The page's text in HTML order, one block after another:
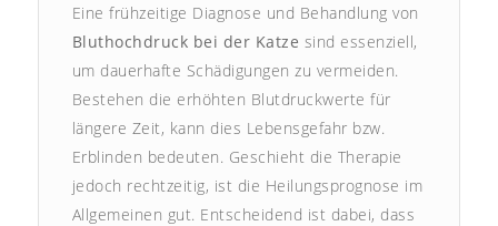
Eine frühzeitige Diagnose und Behandlung von
Bluthochdruck bei der Katze sind essenziell,
um dauerhafte Schädigungen zu vermeiden.
Bestehen die erhöhten Blutdruckwerte für
längere Zeit, kann dies Lebensgefahr bzw.
Erblinden bedeuten. Geschieht die Therapie
jedoch rechtzeitig, ist die Heilungsprognose im
Allgemeinen gut. Entscheidend ist dabei, dass